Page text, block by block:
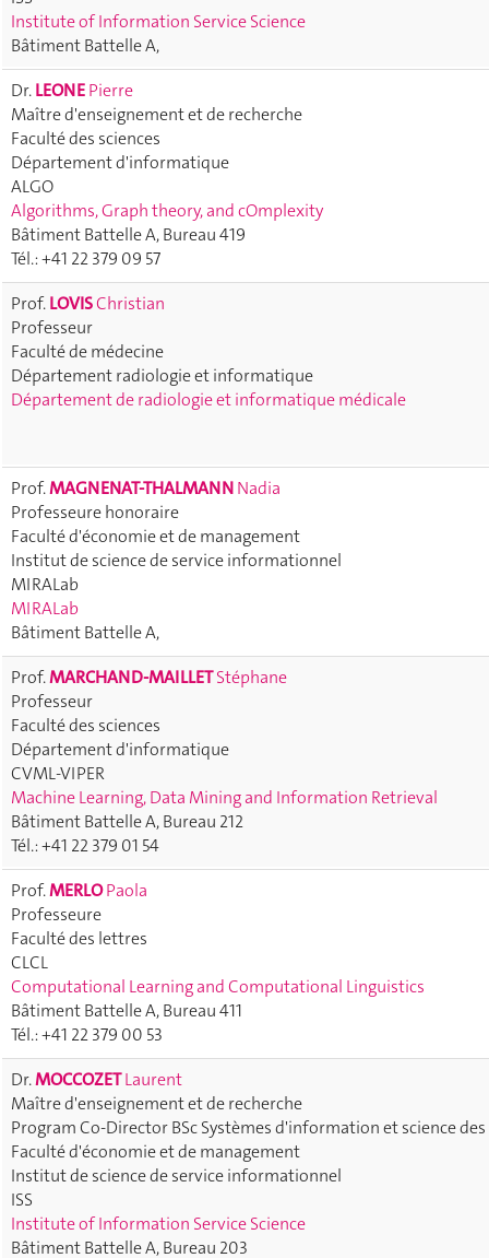
Institute of Information Service Science
Bâtiment Battelle A,
Dr.LEONEPierre
Maître d'enseignement et de recherche
Faculté des sciences
Département d'informatique
ALGO
Algorithms, Graph theory, and cOmplexity
Bâtiment Battelle A, Bureau 419
Tél.: +41 22 379 09 57
Prof.LOVISChristian
Professeur
Faculté de médecine
Département radiologie et informatique
Département de radiologie et informatique médicale
Prof.MAGNENAT-THALMANNNadia
Professeure honoraire
Faculté d'économie et de management
Institut de science de service informationnel
MIRALab
MIRALab
Bâtiment Battelle A,
Prof.MARCHAND-MAILLETStéphane
Professeur
Faculté des sciences
Département d'informatique
CVML-VIPER
Machine Learning, Data Mining and Information Retrieval
Bâtiment Battelle A, Bureau 212
Tél.: +41 22 379 01 54
Prof.MERLOPaola
Professeure
Faculté des lettres
CLCL
Computational Learning and Computational Linguistics
Bâtiment Battelle A, Bureau 411
Tél.: +41 22 379 00 53
Dr.MOCCOZETLaurent
Maître d'enseignement et de recherche
Program Co-Director BSc Systèmes d'information et science
Faculté d'économie et de management
Institut de science de service informationnel
ISS
Institute of Information Service Science
Bâtiment Battelle A, Bureau 203